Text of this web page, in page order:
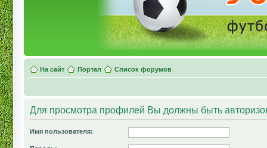
На сайт Портал Список форумов
Для просмотра профилей Вы должны быть
Имя пользователя: